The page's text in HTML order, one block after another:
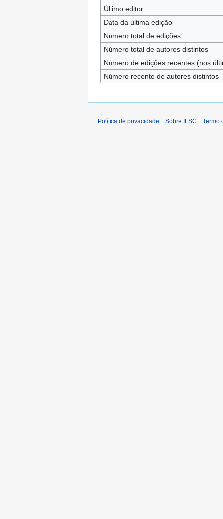
Último editor
Data da última edição
Número total de edições
Número total de autores distintos
Número de edições recentes (nos
Número recente de autores distintos
Política de privacidade Sobre IFSC Termo